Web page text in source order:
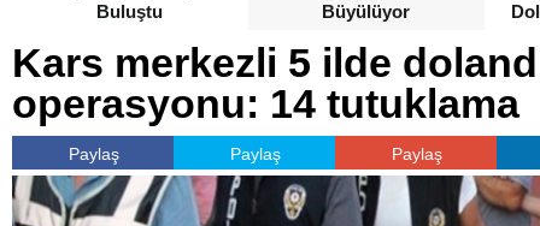
Buluştu
Büyülüyor
Kars merkezli 5 ilde
operasyonu: 14 tutuklama
Paylaş Paylaş Paylaş